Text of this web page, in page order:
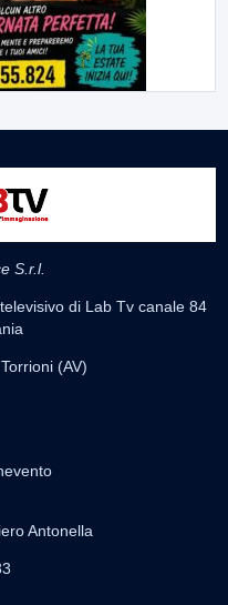
S.r.l.
di Lab Tv canale 84
(AV)
Antonella